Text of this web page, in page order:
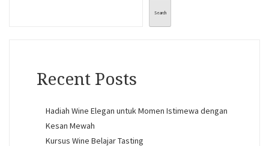
Search
Recent Posts
Hadiah Wine Elegan untuk Momen Istimewa dengan
Kesan Mewah
Kursus Wine Belajar Tasting